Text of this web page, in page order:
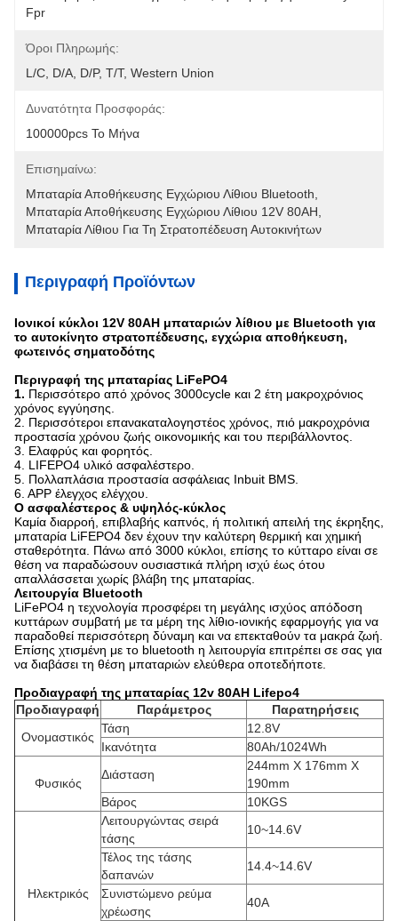
Fpr
Όροι Πληρωμής:
L/C, D/A, D/P, T/T, Western Union
Δυνατότητα Προσφοράς:
100000pcs Το Μήνα
Επισημαίνω:
Μπαταρία Αποθήκευσης Εγχώριου Λίθιου Bluetooth
Μπαταρία Αποθήκευσης Εγχώριου Λίθιου 12V 80AH
Μπαταρία Λίθιου Για Τη Στρατοπέδευση Αυτοκινήτων
Περιγραφή Προϊόντων
Ιονικοί κύκλοι 12V 80AH μπαταριών λίθιου με Bluetooth για
το αυτοκίνητο στρατοπέδευσης, εγχώρια αποθήκευση,
φωτεινός σηματοδότης
Περιγραφή της μπαταρίας LiFePO4
1. Περισσότερο από χρόνος 3000cycle και 2 έτη μακροχρόνιος
χρόνος εγγύησης.
2. Περισσότεροι επανακαταλογηστέος χρόνος, πιό μακροχρόνια
προστασία χρόνου ζωής οικονομικής και του περιβάλλοντος.
3. Ελαφρύς και φορητός.
4. LIFEPO4 υλικό ασφαλέστερο.
5. Πολλαπλάσια προστασία ασφάλειας Inbuit BMS.
6. APP έλεγχος ελέγχου.
Ο ασφαλέστερος & υψηλός-κύκλος
Καμία διαρροή, επιβλαβής καπνός, ή πολιτική απειλή της έκρηξης,
μπαταρία LiFEPO4 δεν έχουν την καλύτερη θερμική και χημική
σταθερότητα. Πάνω από 3000 κύκλοι, επίσης το κύτταρο είναι σε
θέση να παραδώσουν ουσιαστικά πλήρη ισχύ έως ότου
απαλλάσσεται χωρίς βλάβη της μπαταρίας.
Λειτουργία Bluetooth
LiFePO4 η τεχνολογία προσφέρει τη μεγάλης ισχύος απόδοση
κυττάρων συμβατή με τα μέρη της λίθιο-ιονικής εφαρμογής για να
παραδοθεί περισσότερη δύναμη και να επεκταθούν τα μακρά ζωή.
Επίσης χτισμένη με το bluetooth η λειτουργία επιτρέπει σε σας για
να διαβάσει τη θέση μπαταριών ελεύθερα οποτεδήποτε.
Προδιαγραφή της μπαταρίας 12v 80AH Lifepo4
Προδιαγραφή
Παράμετρος
Παρατηρήσεις
Ονομαστικός
Τάση
12.8V
Ικανότητα
80Ah/1024Wh
Φυσικός
Διάσταση
244mm X 176mm X
190mm
Βάρος
10KGS
Ηλεκτρικός
Λειτουργώντας σειρά
τάσης
10~14.6V
Τέλος της τάσης
δαπανών
14.4~14.6V
Συνιστώμενο ρεύμα
χρέωσης
40A